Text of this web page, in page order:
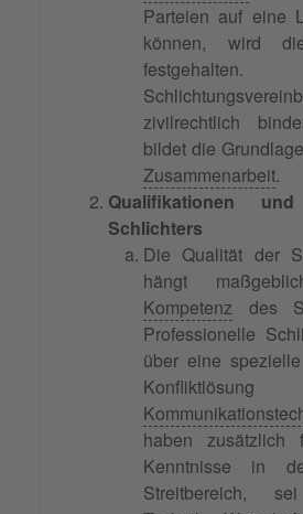
Parteien auf eine
können, wird
zivilrechtlich
bildet die
Zusammenarbeit.
Qualifikationen
Schlichters
Die Qualität der
hängt
Kompetenz des
Professionelle
über eine
haben zusätzlich
Kenntnisse in
Streitbereich,